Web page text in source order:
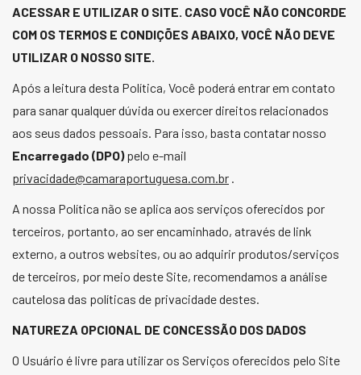
ACESSAR E UTILIZAR O SITE. CASO VOCÊ NÃO CONCORDE
COM OS TERMOS E CONDIÇÕES ABAIXO, VOCÊ NÃO DEVE
UTILIZAR O NOSSO SITE.
Após a leitura desta Política, Você poderá entrar em contato
para sanar qualquer dúvida ou exercer direitos relacionados
aos seus dados pessoais. Para isso, basta contatar nosso
Encarregado (DPO)pelo e-mail
privacidade@camaraportuguesa.com.br .
A nossa Política não se aplica aos serviços oferecidos por
terceiros, portanto, ao ser encaminhado, através de link
externo, a outros websites, ou ao adquirir produtos/serviços
de terceiros, por meio deste Site, recomendamos a análise
cautelosa das políticas de privacidade destes.
NATUREZA OPCIONAL DE CONCESSÃO DOS DADOS
O Usuário é livre para utilizar os Serviços oferecidos pelo Site